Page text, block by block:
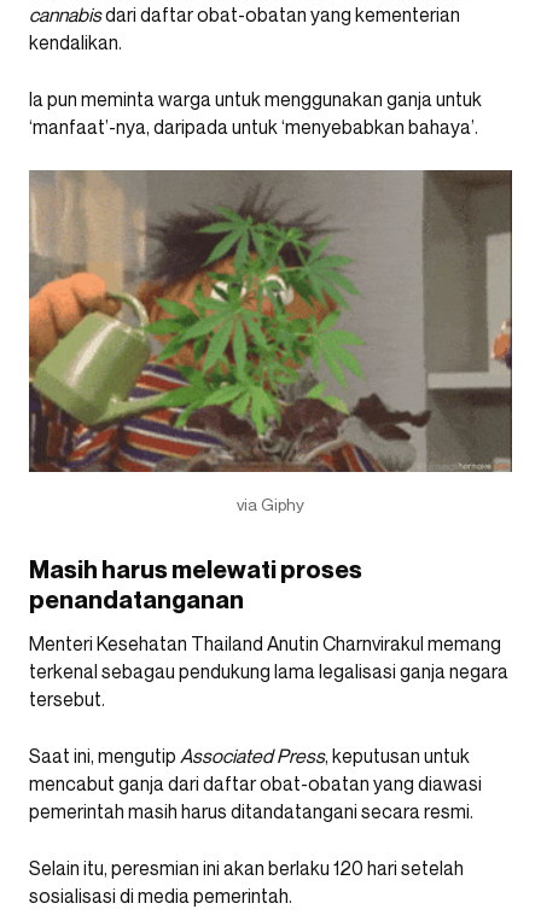
cannabisdari daftar obat-obatan yang kementerian
kendalikan.
Ia pun meminta warga untuk menggunakan ganja untuk
‘manfaat’-nya, daripada untuk ‘menyebabkan bahaya’.
via Giphy
Masih harus melewati proses
penandatanganan
Menteri Kesehatan Thailand Anutin Charnvirakul memang
terkenal sebagau pendukung lama legalisasi ganja negara
tersebut.
Saat ini, mengutip Associated Press, keputusan untuk
mencabut ganja dari daftar obat-obatan yang diawasi
pemerintah masih harus ditandatangani secara resmi.
Selain itu, peresmian ini akan berlaku 120 hari setelah
sosialisasi di media pemerintah.